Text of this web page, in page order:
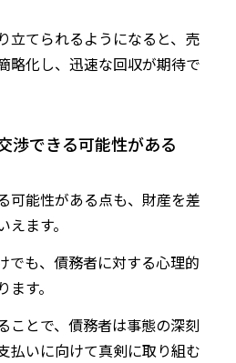
立てられるようになると、売
略化し、迅速な回収が期待で
渉できる可能性がある
可能性がある点も、財産を差
ます。
でも、債務者に対する心理的
す。
ことで、債務者は事態の深刻
払いに向けて真剣に取り組む